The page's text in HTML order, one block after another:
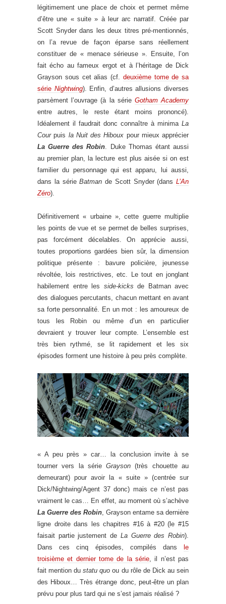
légitimement une place de choix et permet même
d’être une « suite » à leur arc narratif. Créée par
Scott Snyder dans les deux titres pré-mentionnés,
on l’a revue de façon éparse sans réellement
constituer de « menace sérieuse ». Ensuite, l’on
fait écho au fameux ergot et à l’héritage de Dick
Grayson sous cet alias (cf. deuxième tome de sa
série Nightwing). Enfin, d’autres allusions diverses
parsèment l’ouvrage (à la série Gotham Academy
entre autres, le reste étant moins prononcé).
Idéalement il faudrait donc connaître à minima La
Courpuis la Nuit des Hiboux pour mieux apprécier
La Guerre des Robin. Duke Thomas étant aussi
au premier plan, la lecture est plus aisée si on est
familier du personnage qui est apparu, lui aussi,
dans la sérieBatman de Scott Snyder (dans L’An
Zéro).
Définitivement « urbaine », cette guerre multiplie
les points de vue et se permet de belles surprises,
pas forcément décelables. On apprécie aussi,
toutes proportions gardées bien sûr, la dimension
politique présente : bavure policière, jeunesse
révoltée, lois restrictives, etc. Le tout en jonglant
habilement entre les side-kicks de Batman avec
des dialogues percutants, chacun mettant en avant
sa forte personnalité. En un mot : les amoureux de
tous les Robin ou même d’un en particulier
devraient y trouver leur compte. L’ensemble est
très bien rythmé, se lit rapidement et les six
épisodes forment une histoire à peu près complète.
« A peu près » car… la conclusion invite à se
tourner vers la sérieGrayson (très chouette au
demeurant) pour avoir la « suite » (centrée sur
Dick/Nightwing/Agent 37 donc) mais ce n’est pas
vraiment le cas… En effet, au moment où s’achève
La Guerre des Robin, Grayson entame sa dernière
ligne droite dans les chapitres #16 à #20 (le #15
faisait partie justement de La Guerre des Robin).
Dans ces cinq épisodes, compilés dans
le
troisième et dernier tome de la série, il n’est pas
fait mention dustatu quo ou du rôle de Dick au sein
des Hiboux… Très étrange donc, peut-être un plan
prévu pour plus tard qui ne s’est jamais réalisé ?